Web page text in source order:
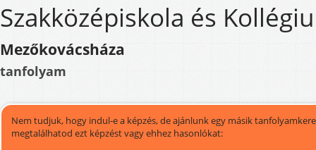
Szakközépiskola és
Mezőkovácsháza
tanfolyam
Nem tudjuk, hogy indul-e a képzés, de ajánlunk egy másik
megtalálhatod ezt képzést vagy ehhez hasonlókat: